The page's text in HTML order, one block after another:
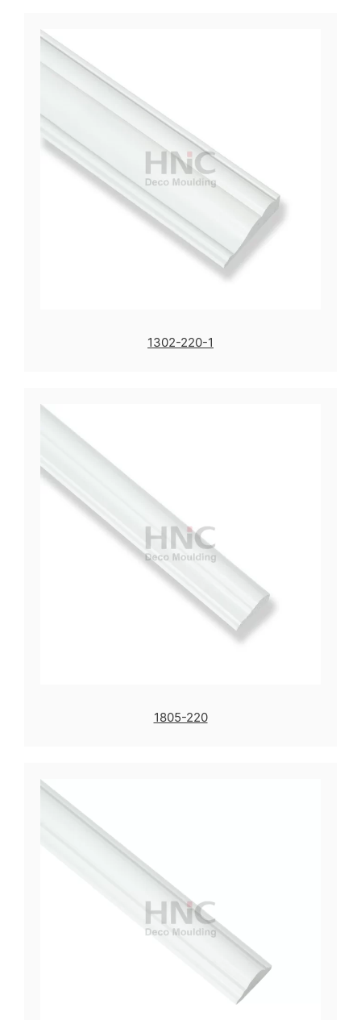
1302-220-1
1805-220